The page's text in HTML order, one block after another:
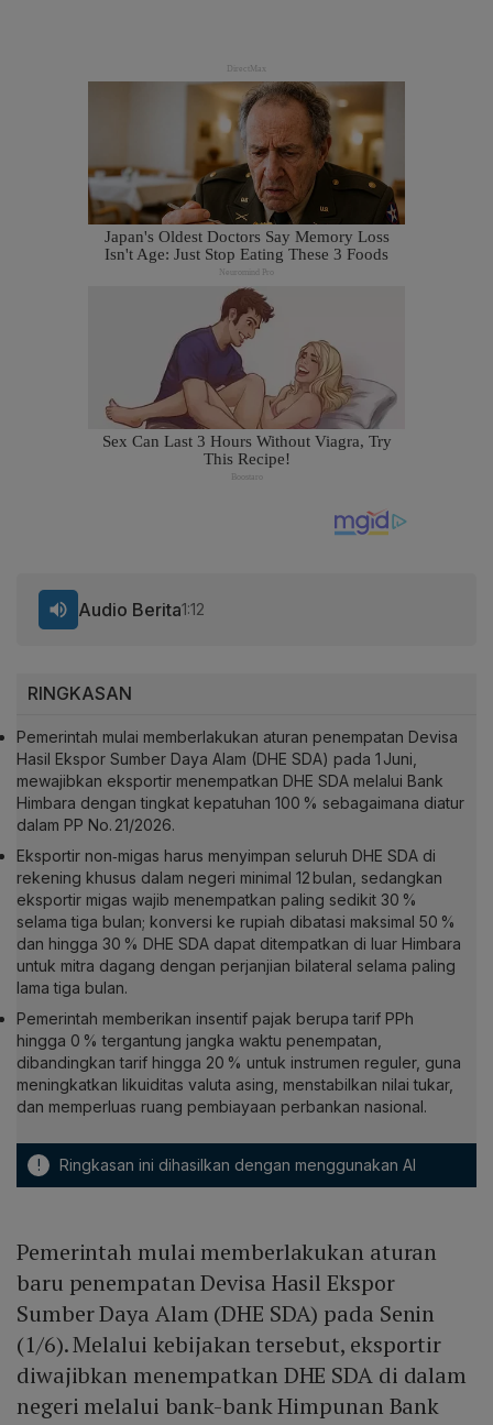
RINGKASAN
Pemerintah mulai memberlakukan aturan penempatan Devisa
Hasil Ekspor Sumber Daya Alam (DHE SDA) pada 1 Juni,
mewajibkan eksportir menempatkan DHE SDA melalui Bank
Himbara dengan tingkat kepatuhan 100 % sebagaimana diatur
dalam PP No. 21/2026.
Eksportir non‑migas harus menyimpan seluruh DHE SDA di
rekening khusus dalam negeri minimal 12 bulan, sedangkan
eksportir migas wajib menempatkan paling sedikit 30 %
selama tiga bulan; konversi ke rupiah dibatasi maksimal 50 %
dan hingga 30 % DHE SDA dapat ditempatkan di luar Himbara
untuk mitra dagang dengan perjanjian bilateral selama paling
lama tiga bulan.
Pemerintah memberikan insentif pajak berupa tarif PPh
hingga 0 % tergantung jangka waktu penempatan,
dibandingkan tarif hingga 20 % untuk instrumen reguler, guna
meningkatkan likuiditas valuta asing, menstabilkan nilai tukar,
dan memperluas ruang pembiayaan perbankan nasional.
! Ringkasan ini dihasilkan dengan menggunakan AI
Audio Berita1:12
Pemerintah mulai memberlakukan aturan
baru penempatan Devisa Hasil Ekspor
Sumber Daya Alam (DHE SDA) pada Senin
(1/6). Melalui kebijakan tersebut, eksportir
diwajibkan menempatkan DHE SDA di dalam
negeri melalui bank-bank Himpunan Bank